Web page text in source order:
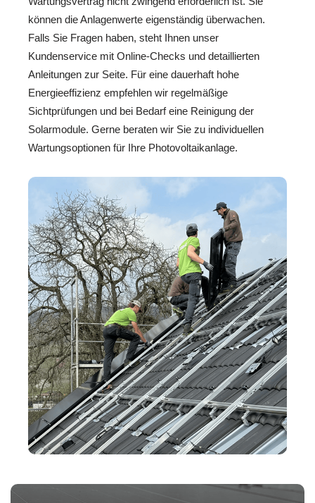
können die Anlagenwerte eigenständig überwachen.
Falls Sie Fragen haben, steht Ihnen unser
Kundenservice mit Online-Checks und detaillierten
Anleitungen zur Seite. Für eine dauerhaft hohe
Energieeffizienz empfehlen wir regelmäßige
Sichtprüfungen und bei Bedarf eine Reinigung der
Solarmodule. Gerne beraten wir Sie zu individuellen
Wartungsoptionen für Ihre Photovoltaikanlage.